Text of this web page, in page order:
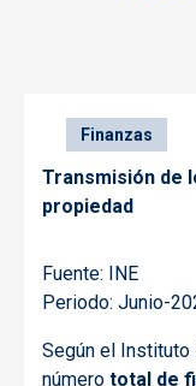
Finanzas
Transmisión de
propiedad
Fuente: INE
Periodo: Junio-
Según el Instituto
número total de